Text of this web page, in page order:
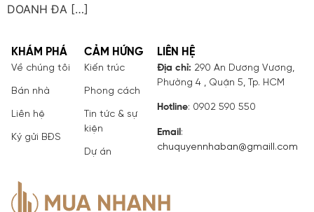
DOANH ĐA […]
KHÁM PHÁ
Về chúng tôi
Bán nhà
Liên hệ
Ký gửi BĐS
CẢM HỨNG
Kiến trúc
Phong cách
Tin tức & sự
kiện
Dự án
LIÊN HỆ
Địa chỉ: 290 An Dương Vương,
Phường 4 , Quận 5, Tp. HCM
Hotline: 0902 590 550
Email :
chuquyennhaban@gmaill.com